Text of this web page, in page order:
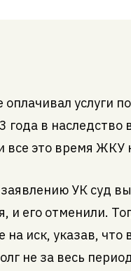
услуги
года в наследство
все это время ЖКУ
УК суд
и его отменили.
на иск, указав,
не за весь